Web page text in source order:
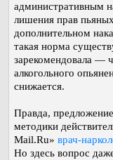
административным
лишения прав
дополнительном
такая норма
зарекомендовала —
алкогольного
снижается.
Правда,
методики
Mail.Ru» врач-
Но здесь вопрос